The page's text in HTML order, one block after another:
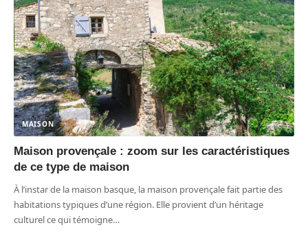
MAISON
Maison provençale : zoom sur les caractéristiques
de ce type de maison
À l’instar de la maison basque, la maison provençale fait partie des
habitations typiques d’une région. Elle provient d’un héritage
culturel ce qui témoigne…